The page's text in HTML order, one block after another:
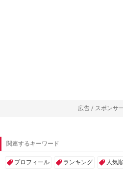
広告 / スポンサ
関連するキーワード
プロフィール ランキング 人気